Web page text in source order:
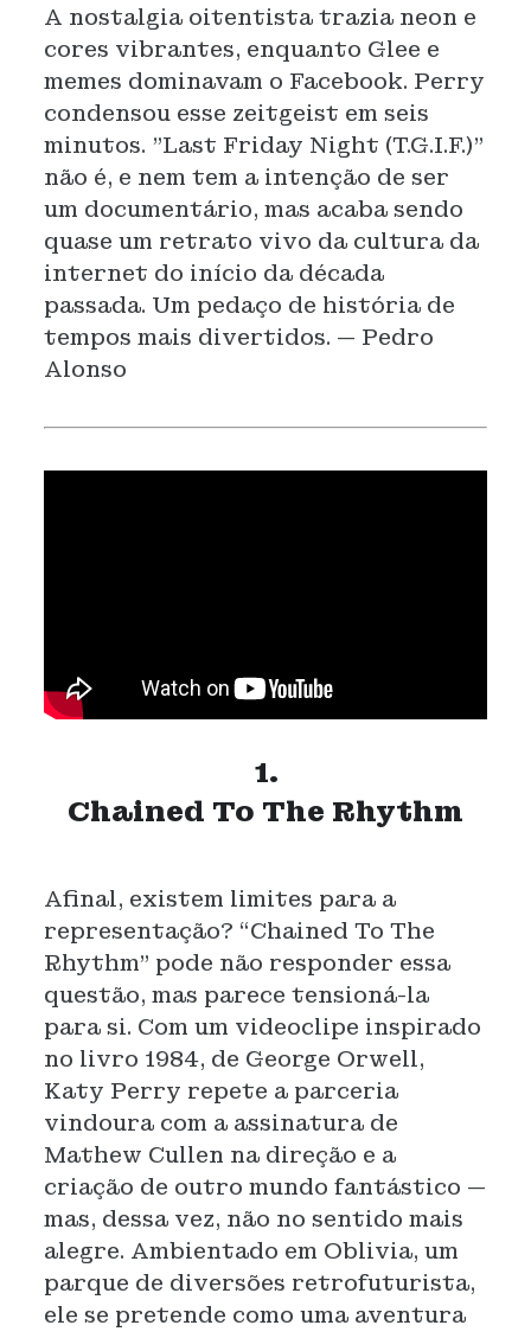
A nostalgia oitentista trazia neon e
cores vibrantes, enquanto Glee e
memes dominavam o Facebook. Perry
condensou esse zeitgeist em seis
minutos. "Last Friday Night (T.G.I.F.)"
não é, e nem tem a intenção de ser
um documentário, mas acaba sendo
quase um retrato vivo da cultura da
internet do início da década
passada. Um pedaço de história de
tempos mais divertidos. — Pedro
Alonso
1.
Chained To The Rhythm
Afinal, existem limites para a
representação? “Chained To The
Rhythm” pode não responder essa
questão, mas parece tensioná-la
para si. Com um videoclipe inspirado
no livro 1984, de George Orwell,
Katy Perry repete a parceria
vindoura com a assinatura de
Mathew Cullen na direção e a
criação de outro mundo fantástico —
mas, dessa vez, não no sentido mais
alegre. Ambientado em Oblivia, um
parque de diversões retrofuturista,
ele se pretende como uma aventura